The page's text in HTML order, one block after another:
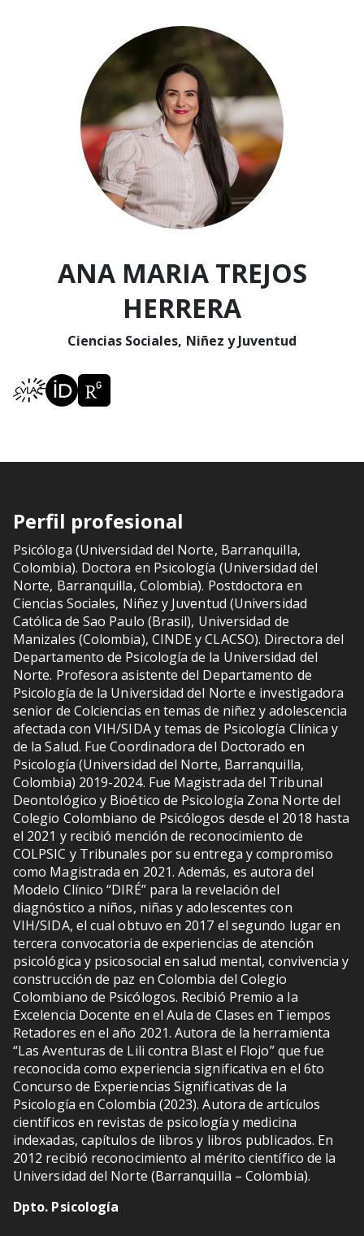
ANA MARIA TREJOS
HERRERA
Ciencias Sociales, Niñez y Juventud
Perfil profesional
Psicóloga (Universidad del Norte, Barranquilla,
Colombia). Doctora en Psicología (Universidad del
Norte, Barranquilla, Colombia). Postdoctora en
Ciencias Sociales, Niñez y Juventud (Universidad
Católica de Sao Paulo (Brasil), Universidad de
Manizales (Colombia), CINDE y CLACSO). Directora del
Departamento de Psicología de la Universidad del
Norte. Profesora asistente del Departamento de
Psicología de la Universidad del Norte e investigadora
senior de Colciencias en temas de niñez y adolescencia
afectada con VIH/SIDA y temas de Psicología Clínica y
de la Salud. Fue Coordinadora del Doctorado en
Psicología (Universidad del Norte, Barranquilla,
Colombia) 2019-2024. Fue Magistrada del Tribunal
Deontológico y Bioético de Psicología Zona Norte del
Colegio Colombiano de Psicólogos desde el 2018 hasta
el 2021 y recibió mención de reconocimiento de
COLPSIC y Tribunales por su entrega y compromiso
como Magistrada en 2021. Además, es autora del
Modelo Clínico “DIRÉ” para la revelación del
diagnóstico a niños, niñas y adolescentes con
VIH/SIDA, el cual obtuvo en 2017 el segundo lugar en
tercera convocatoria de experiencias de atención
psicológica y psicosocial en salud mental, convivencia y
construcción de paz en Colombia del Colegio
Colombiano de Psicólogos. Recibió Premio a la
Excelencia Docente en el Aula de Clases en Tiempos
Retadores en el año 2021. Autora de la herramienta
“Las Aventuras de Lili contra Blast el Flojo” que fue
reconocida como experiencia significativa en el 6to
Concurso de Experiencias Significativas de la
Psicología en Colombia (2023). Autora de artículos
científicos en revistas de psicología y medicina
indexadas, capítulos de libros y libros publicados. En
2012 recibió reconocimiento al mérito científico de la
Universidad del Norte (Barranquilla – Colombia).
Dpto. Psicología